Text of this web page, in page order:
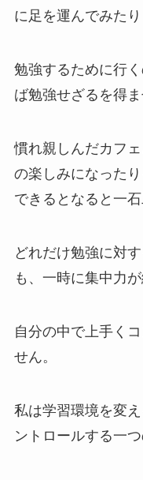
に足を運んでみたり
勉強するために行
ば勉強せざるを得ま
慣れ親しんだカフ
の楽しみになった
できるとなると一石
どれだけ勉強に対
も、一時に集中力
自分の中で上手く
せん。
私は学習環境を変
ントロールする一